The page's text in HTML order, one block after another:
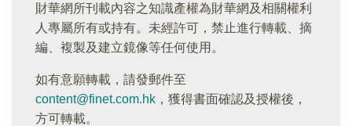
財華網所刊載內容之知識產權為財華網及相關權利
人專屬所有或持有。未經許可，禁止進行轉載、摘
編、複製及建立鏡像等任何使用。
如有意願轉載，請發郵件至
content@finet.com.hk ，獲得書面確認及授權後，
方可轉載。